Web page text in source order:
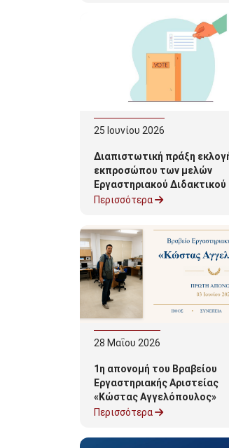
25 Ιουνίου 2026
Διαπιστωτική πράξη
εκπροσώπου των μελών
Εργαστηριακού Διδακτικού
Προσωπικού (Ε.ΔΙ.Π.) στη
Πληροφορικής και
Τηλεπικοινωνιών
Περισσότερα
28 Μαΐου 2026
1η απονομή του Βραβείου
Εργαστηριακής Αριστείας
«Κώστας Αγγελόπουλος»
Περισσότερα